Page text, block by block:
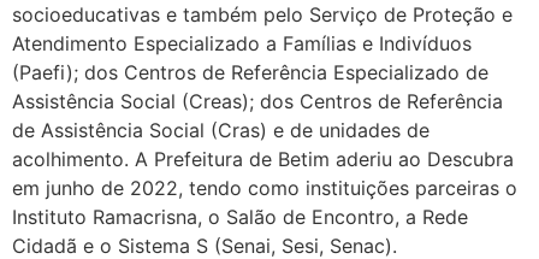
socioeducativas e também pelo Serviço de Proteção e
Atendimento Especializado a Famílias e Indivíduos
(Paefi); dos Centros de Referência Especializado de
Assistência Social (Creas); dos Centros de Referência
de Assistência Social (Cras) e de unidades de
acolhimento. A Prefeitura de Betim aderiu ao Descubra
em junho de 2022, tendo como instituições parceiras o
Instituto Ramacrisna, o Salão de Encontro, a Rede
Cidadã e o Sistema S (Senai, Sesi, Senac).